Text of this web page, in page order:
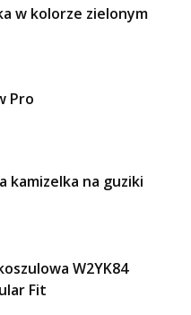
w kolorze zielonym
Pro
kamizelka na guziki
W2YK84
Fit